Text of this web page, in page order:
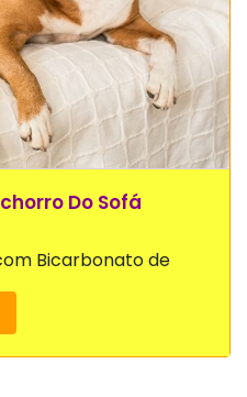
Do Sofá
Bicarbonato de